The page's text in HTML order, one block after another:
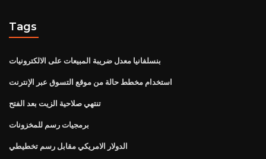
Tags
بنسلفانيا معدل ضريبة المبيعات على الالكترونيات
استخدام مخطط حالة من موقع التسوق عبر الإنترنت
تنتهي صلاحية الزيت بعد الفتح
برمجيات رسم للمخزونات
الدولار الامريكي مقابل رسم تخطيطي